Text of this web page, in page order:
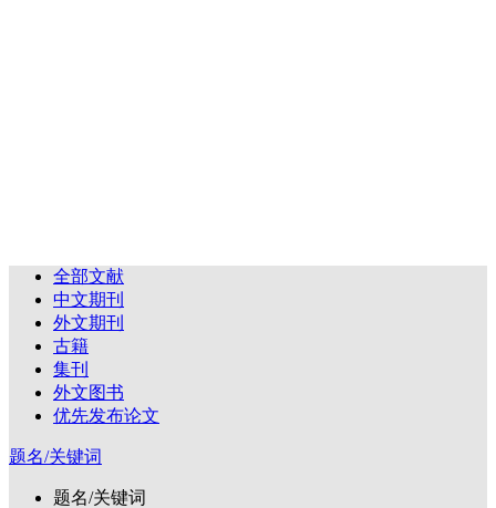
全部文献
中文期刊
外文期刊
古籍
集刊
外文图书
优先发布论文
题名/关键词
题名/关键词